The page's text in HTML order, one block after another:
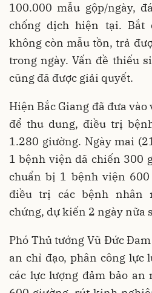
100.000 mẫu gộp/ngày,
chống dịch hiện tại. Bắt
không còn mẫu tồn, trả
trong ngày. Vấn đề thiếu
cũng đã được giải quyết.
Hiện Bắc Giang đã đưa
để thu dung, điều trị
1.280 giường. Ngày mai
1 bệnh viện dã chiến 300
chuẩn bị 1 bệnh viện
điều trị các bệnh nhân
chứng, dự kiến 2 ngày nữa
Phó Thủ tướng Vũ Đức
an chỉ đạo, phân công lực
các lực lượng đảm bảo an